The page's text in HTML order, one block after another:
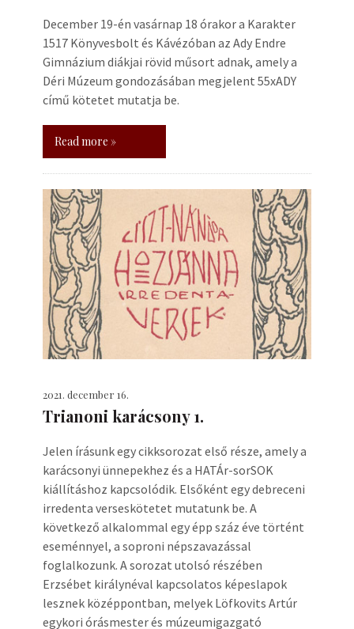
December 19-én vasárnap 18 órakor a Karakter
1517 Könyvesbolt és Kávézóban az Ady Endre
Gimnázium diákjai rövid műsort adnak, amely a
Déri Múzeum gondozásában megjelent 55xADY
című kötetet mutatja be.
Read more »
2021. december 16.
Trianoni karácsony 1.
Jelen írásunk egy cikksorozat első része, amely a
karácsonyi ünnepekhez és a HATÁr-sorSOK
kiállításhoz kapcsolódik. Elsőként egy debreceni
irredenta verseskötetet mutatunk be. A
következő alkalommal egy épp száz éve történt
eseménnyel, a soproni népszavazással
foglalkozunk. A sorozat utolsó részében
Erzsébet királynéval kapcsolatos képeslapok
lesznek középpontban, melyek Löfkovits Artúr
egykori órásmester és múzeumigazgató